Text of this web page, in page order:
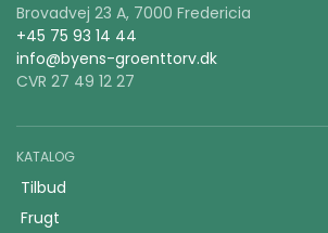
Brovadvej 23 A, 7000 Fredericia
+45 75 93 14 44
info@byens-groenttorv.dk
CVR 27 49 12 27
KATALOG
Tilbud
Frugt